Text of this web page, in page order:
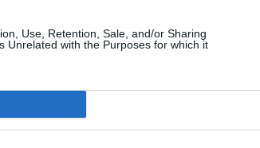
Use, Retention, Sale, and/or Sharing
Unrelated with the Purposes for which it
paslapčių. Jis pasakojo